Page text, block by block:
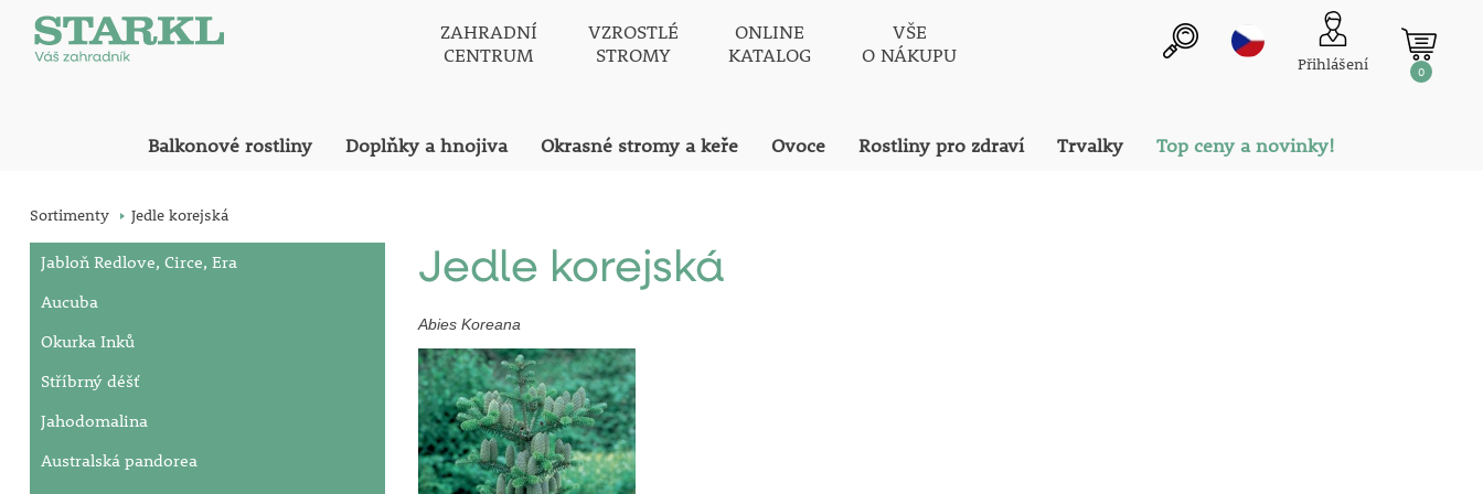
ZAHRADNÍ
CENTRUM
VZROSTLÉ
STROMY
ONLINE
KATALOG
VŠE
O NÁKUPU
Přihlášení 0
Balkonové rostliny Doplňky a hnojiva Okrasné stromy a keře Ovoce Rostliny pro zdraví Trvalky Top ceny a novinky!
Sortimenty Jedle korejská
Jabloň Redlove, Circe, Era
Aucuba
Okurka Inků
Stříbrný déšť
Jahodomalina
Australská pandorea
Jedle korejská
Abies Koreana